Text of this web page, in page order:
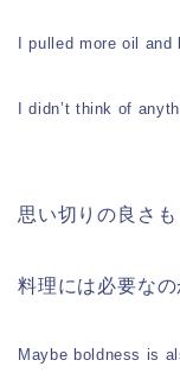
I pulled more oil
I didn’t think of
思い切りの良さも
料理には必要なの
Maybe boldness is